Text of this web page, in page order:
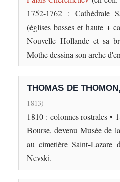
1752-1762 : Cathédrale
(églises basses et haute +
Nouvelle Hollande et sa
Mothe dessina son arche
THOMAS DE
1813)
1810 : colonnes rostrales •
Bourse, devenu Musée de
au cimetière Saint-Lazare
Nevski.